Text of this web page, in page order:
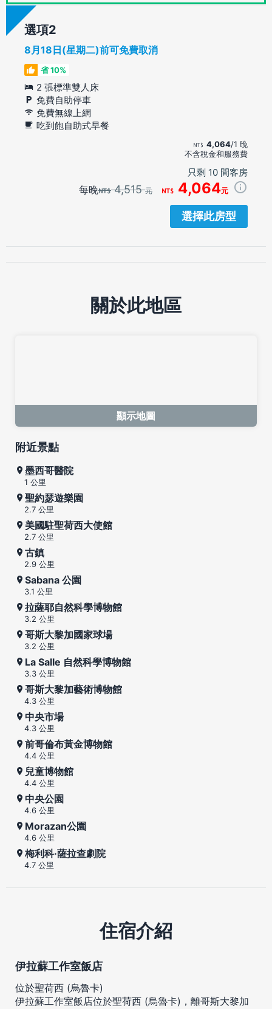
選項
8月18日(星期二)前可免費取消
省 10%
2 張標準雙人床
免費自助停車
免費無線上網
吃到飽自助式早餐
4,064/1 晚
不含稅金和服務費
只剩 10 間客房
每晚 4,515元 4,064元
選擇此房型
關於此地區
顯示地圖
附近景點
墨西哥醫院
1 公里
聖約瑟遊樂園
2.7 公里
美國駐聖荷西大使館
2.7 公里
古鎮
2.9 公里
Sabana 公園
3.1 公里
拉薩耶自然科學博物館
3.2 公里
哥斯大黎加國家球場
3.2 公里
La Salle 自然科學博物館
3.3 公里
哥斯大黎加藝術博物館
4.3 公里
中央市場
4.3 公里
前哥倫布黃金博物館
4.4 公里
兒童博物館
4.4 公里
中央公園
4.6 公里
Morazan公園
4.6 公里
梅利科·薩拉查劇院
4.7 公里
住宿介紹
伊拉蘇工作室飯店
位於聖荷西 (烏魯卡)
伊拉蘇工作室飯店位於聖荷西 (烏魯卡)，離哥斯大黎加